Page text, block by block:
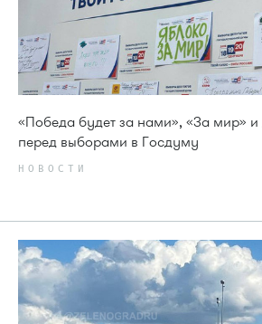
«Победа будет за нами», «За мир»
перед выборами в Госдуму
НОВОСТИ